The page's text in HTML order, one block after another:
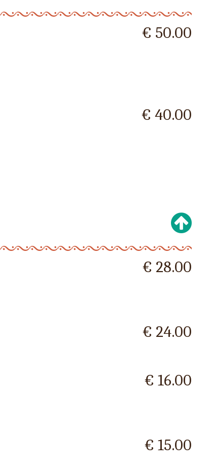
€ 50.00
€ 40.00
€ 28.00
€ 24.00
€ 16.00
€ 15.00